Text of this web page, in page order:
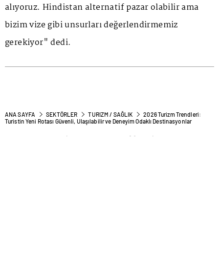
alıyoruz. Hindistan alternatif pazar olabilir ama
bizim vize gibi unsurları değerlendirmemiz
gerekiyor" dedi.
ANA SAYFA SEKTÖRLER TURIZM / SAĞLIK
2026 Turizm Trendleri:
Turistin Yeni Rotası Güvenli, Ulaşılabilir ve Deneyim Odaklı Destinasyonlar
2026 Turizm Trendleri: